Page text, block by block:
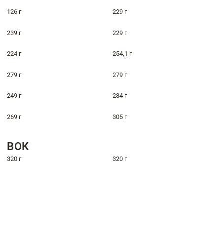
126 г 229 г
239 г 229 г
224 г 254,1 г
279 г 279 г
249 г 284 г
269 г 305 г
ВОК
320 г 320 г